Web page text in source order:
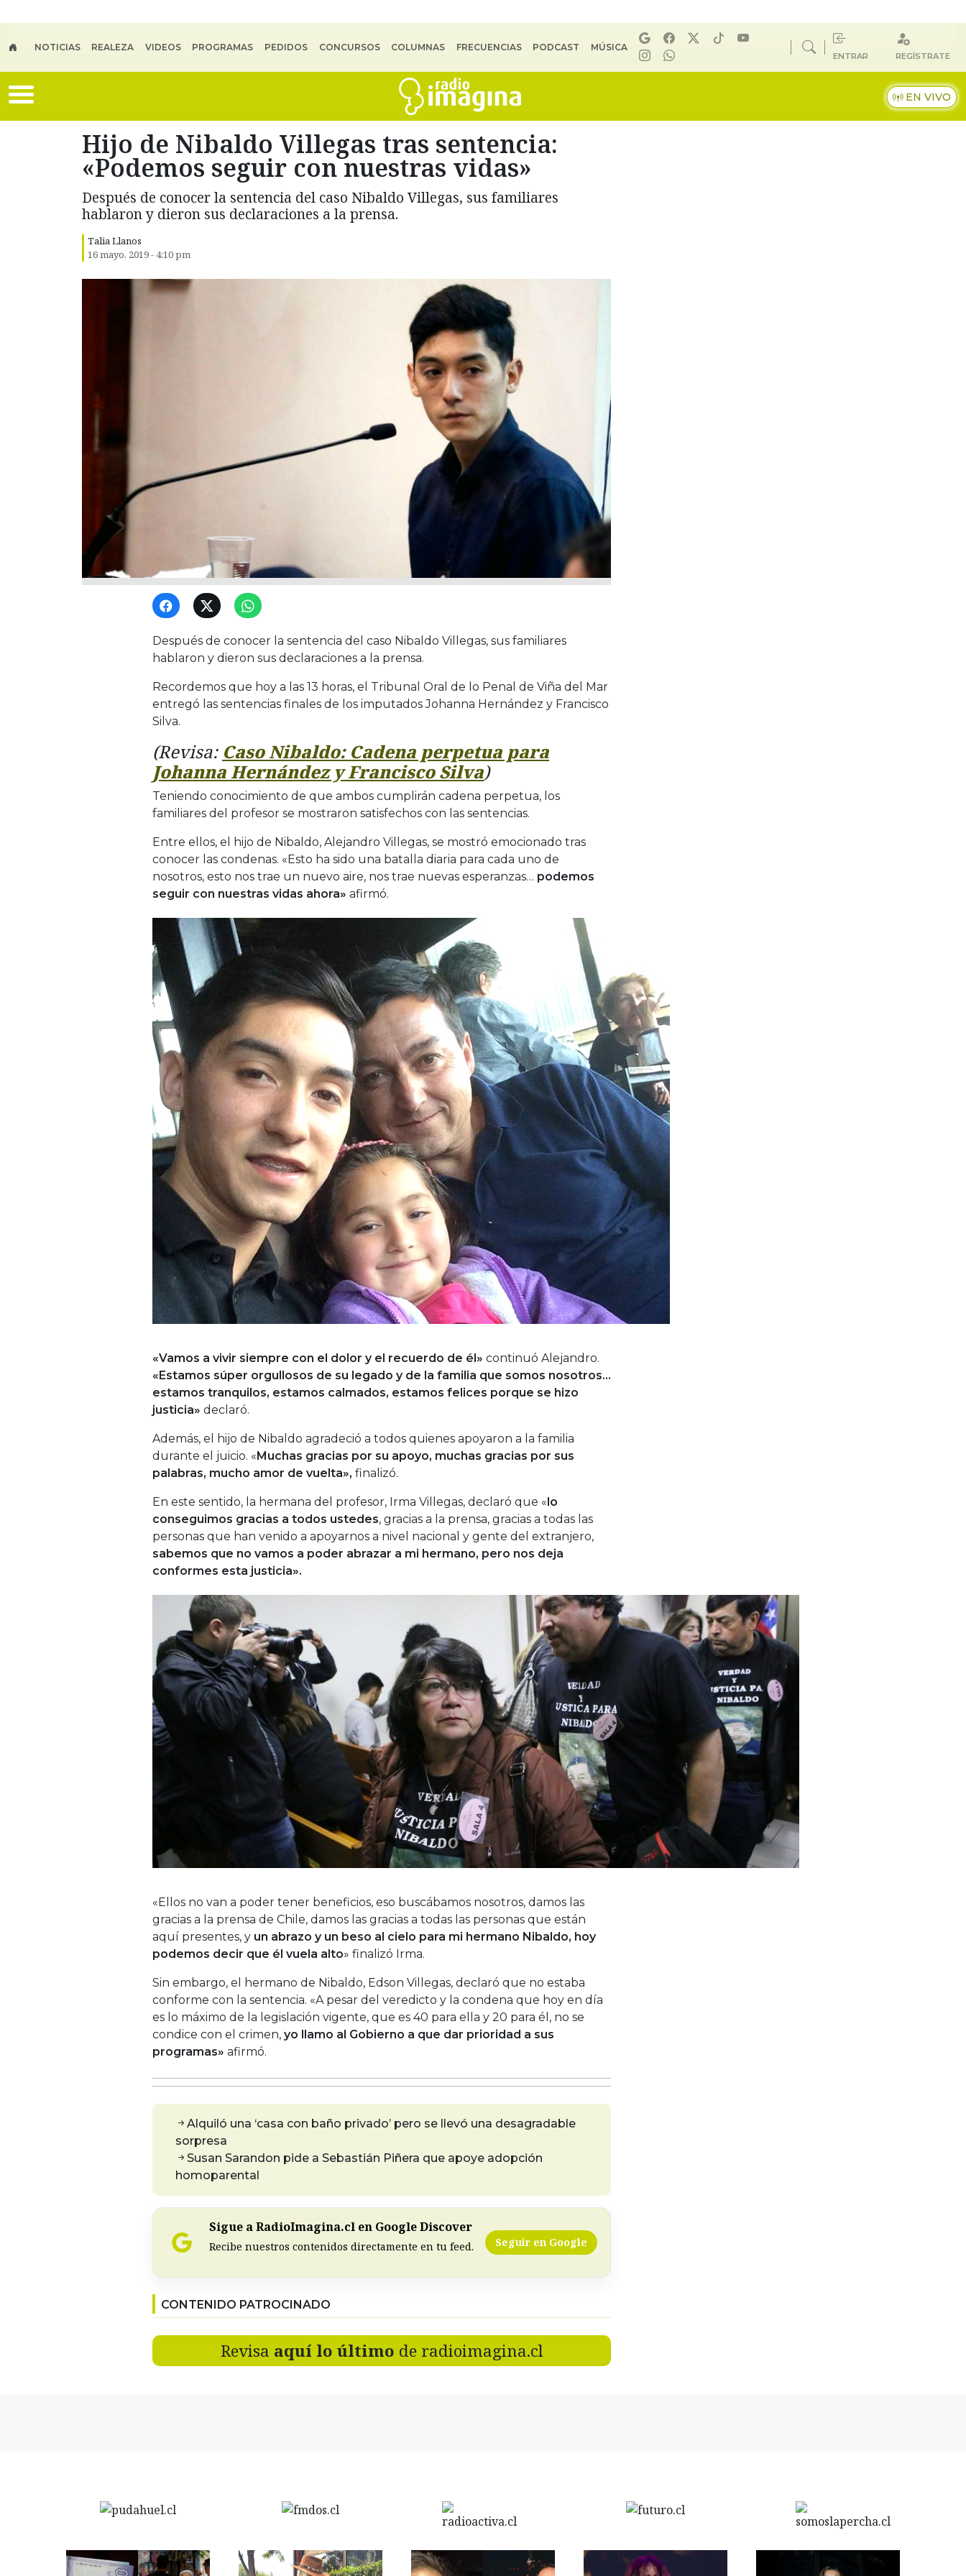
NOTICIAS REALEZA VIDEOS PROGRAMAS PEDIDOS CONCURSOS COLUMNAS FRECUENCIAS PODCAST MÚSICA
ENTRAR REGÍSTRATE
EN VIVO
Hijo de Nibaldo Villegas tras sentencia:
«Podemos seguir con nuestras vidas»
Después de conocer la sentencia del caso Nibaldo Villegas, sus familiares
hablaron y dieron sus declaraciones a la prensa.
Talia Llanos
16 mayo, 2019 - 4:10 pm
Después de conocer la sentencia del caso Nibaldo Villegas, sus familiares
hablaron y dieron sus declaraciones a la prensa.
Recordemos que hoy a las 13 horas, el Tribunal Oral de lo Penal de Viña del Mar
entregó las sentencias finales de los imputados Johanna Hernández y Francisco
Silva.
(Revisa: Caso Nibaldo: Cadena perpetua para
Johanna Hernández y Francisco Silva)
Teniendo conocimiento de que ambos cumplirán cadena perpetua, los
familiares del profesor se mostraron satisfechos con las sentencias.
Entre ellos, el hijo de Nibaldo, Alejandro Villegas, se mostró emocionado tras
conocer las condenas. «Esto ha sido una batalla diaria para cada uno de
nosotros, esto nos trae un nuevo aire, nos trae nuevas esperanzas… podemos
seguir con nuestras vidas ahora» afirmó.
«Vamos a vivir siempre con el dolor y el recuerdo de él» continuó Alejandro.
«Estamos súper orgullosos de su legado y de la familia que somos nosotros…
estamos tranquilos, estamos calmados, estamos felices porque se hizo
justicia» declaró.
Además, el hijo de Nibaldo agradeció a todos quienes apoyaron a la familia
durante el juicio. « Muchas gracias por su apoyo, muchas gracias por sus
palabras, mucho amor de vuelta», finalizó.
En este sentido, la hermana del profesor, Irma Villegas, declaró que « lo
conseguimos gracias a todos ustedes, gracias a la prensa, gracias a todas las
personas que han venido a apoyarnos a nivel nacional y gente del extranjero,
sabemos que no vamos a poder abrazar a mi hermano, pero nos deja
conformes esta justicia».
«Ellos no van a poder tener beneficios, eso buscábamos nosotros, damos las
gracias a la prensa de Chile, damos las gracias a todas las personas que están
aquí presentes, y un abrazo y un beso al cielo para mi hermano Nibaldo, hoy
podemos decir que él vuela alto» finalizó Irma.
Sin embargo, el hermano de Nibaldo, Edson Villegas, declaró que no estaba
conforme con la sentencia. «A pesar del veredicto y la condena que hoy en día
es lo máximo de la legislación vigente, que es 40 para ella y 20 para él, no se
condice con el crimen, yo llamo al Gobierno a que dar prioridad a sus
programas» afirmó.
Alquiló una ‘casa con baño privado’ pero se llevó una desagradable
sorpresa
Susan Sarandon pide a Sebastián Piñera que apoye adopción
homoparental
Sigue a RadioImagina.cl en Google Discover
Recibe nuestros contenidos directamente en tu feed. Seguir en Google
CONTENIDO PATROCINADO
Revisa aquí lo último de radioimagina.cl